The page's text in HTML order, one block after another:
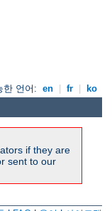
한 언어: en fr ko
if they are
sent to our